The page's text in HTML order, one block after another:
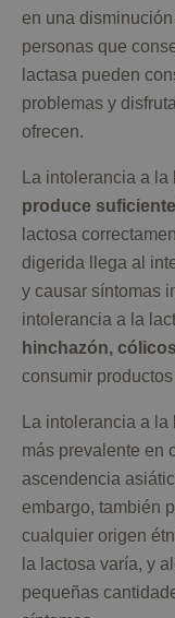
en una
personas que
lactasa pueden
problemas y
ofrecen.
La intolerancia a
produce
lactosa
digerida llega al
y causar síntomas
intolerancia a la
hinchazón,
consumir
La intolerancia a
más prevalente en
ascendencia
embargo, también
cualquier origen
la lactosa varía, y
pequeñas